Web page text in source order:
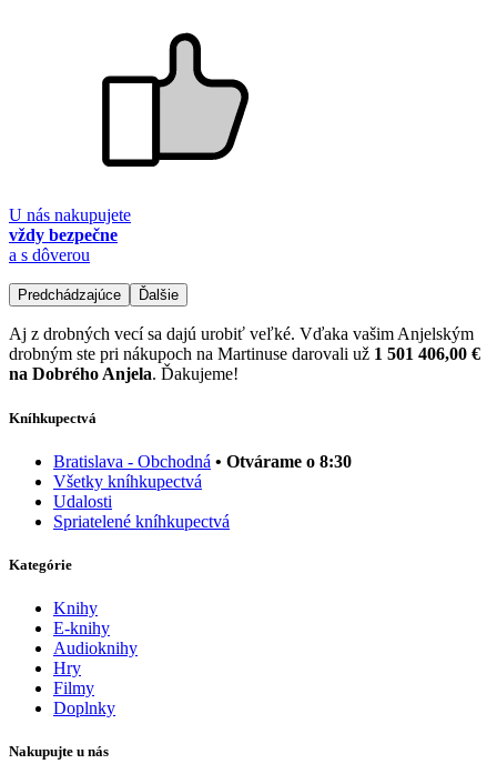
U nás nakupujete
vždy bezpečne
a s dôverou
Predchádzajúce Ďalšie
Aj z drobných vecí sa dajú urobiť veľké. Vďaka vašim Anjelským
drobným ste pri nákupoch na Martinuse darovali už 1 501 406,00 €
na Dobrého Anjela. Ďakujeme!
Kníhkupectvá
Bratislava - Obchodná • Otvárame o 8:30
Všetky kníhkupectvá
Udalosti
Spriatelené kníhkupectvá
Kategórie
Knihy
E-knihy
Audioknihy
Hry
Filmy
Doplnky
Nakupujte u nás